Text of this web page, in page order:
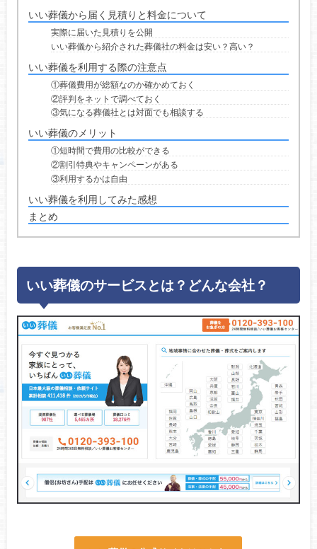
いい葬儀から届く見積りと料金について
実際に届いた見積りを公開
いい葬儀から紹介された葬儀社の料金は安い？高い？
いい葬儀を利用する際の注意点
①葬儀費用が総額なのか確かめておく
②評判をネットで調べておく
③気になる葬儀社とは対面でも相談する
いい葬儀のメリット
①短時間で費用の比較ができる
②割引特典やキャンペーンがある
③利用するかは自由
いい葬儀を利用してみた感想
まとめ
いい葬儀のサービスとは？どんな会社？